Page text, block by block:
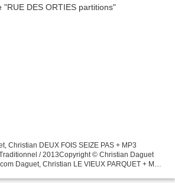
Christian DEUX FOIS SEIZE PAS + MP3
/ 2013Copyright © Christian Daguet
Daguet, Christian LE VIEUX PARQUET + MP3